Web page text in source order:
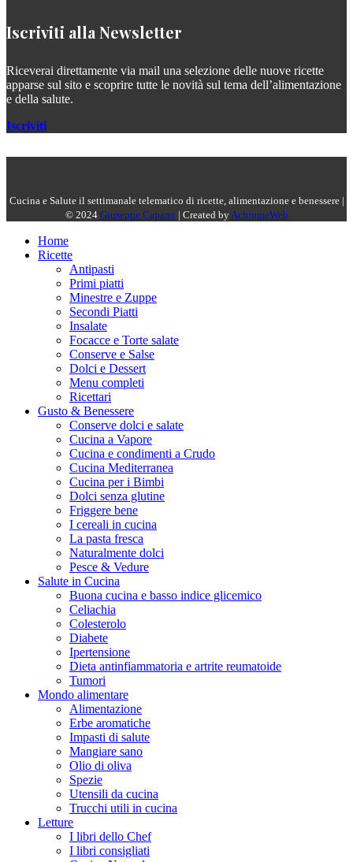
Iscriviti alla Newsletter
Riceverai direttamente via mail una selezione delle nuove ricette
apparse sul sito e scoprire tutte le novità sul tema dell’alimentazione
e della salute.
Iscriviti
Cucina e Salute il settimanale telematico di ricette, alimentazione e benessere |
© 2024 Giuseppe Capano | Created by AchromeWeb
Home
Ricette
Antipasti
Primi piatti
Minestre e Zuppe
Secondi Piatti
Insalate
Focacce e Torte salate
Conserve e Salse
Dolci e Dessert
Menu completi
Ricettari
Gusto & Benessere
Conserve dolci e salate
Cucina a Vapore
Cucina e condimenti a Crudo
Cucina Mediterranea
Cucina per i Bimbi
Dolci senza glutine
Friggere bene
I cereali in cucina
La pasta fresca
Naturalmente dolci
Pesce & Vedure
Salute in Cucina
Buona cucina e basso indice glicemico
Celiachia
Colesterolo
Diabete
Ipertensione
Dieta antinfiammatoria e artrite reumatoide
Tumori
Mondo alimentare
Alimentazione
Erbe aromatiche
Impasti di salute
Mangiare sano
Olio di oliva
Spezie
Utensili da cucina
Trucchi utili in cucina
Letture
I libri dello Chef
I libri consigliati